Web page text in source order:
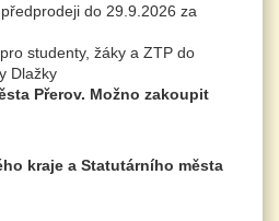
do 29.9.2026 za
studenty, žáky a ZTP do
Dlažky
Přerov. Možno zakoupit
kraje a Statutárního města